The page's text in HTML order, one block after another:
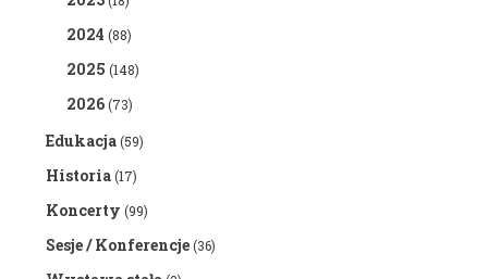
2024 (88)
2025 (148)
2026(73)
Edukacja(59)
Historia(17)
Koncerty (99)
Sesje / Konferencje(36)